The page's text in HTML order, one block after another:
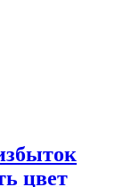
цвет